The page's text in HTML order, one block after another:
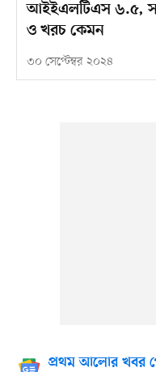
আইইএলটিএস ৬.৫,
ও খরচ কেমন
৩০ সেপ্টেম্বর ২০২৪
প্রথম আলোর খবর